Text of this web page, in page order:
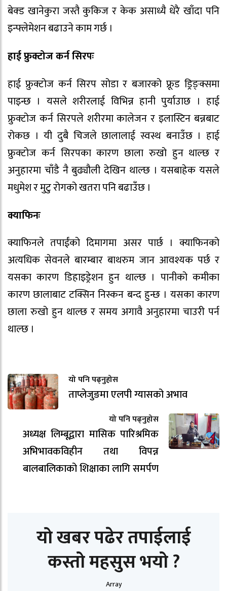
बेक्ड खानेकुरा जस्तै कुकिज र केक असाध्यै धेरै खाँदा पनि
इन्फ्लेमेशन बढाउने काम गर्छ ।
हाई फ्रुक्टोज कर्न सिरपः
हाई फ्रुक्टोज कर्न सिरप सोडा र बजारको फ्रूड ड्रिङ्क्समा
पाइन्छ । यसले शरीरलाई विभिन्न हानी पुर्याउाछ । हाई
फ्रुक्टोज कर्न सिरपले शरीरमा कालेजन र इलास्टिन बन्नबाट
रोकछ । यी दुबै चिजले छालालाई स्वस्थ बनाउँछ । हाई
फ्रुक्टोज कर्न सिरपका कारण छाला रुखो हुन थाल्छ र
अनुहारमा चाँडै नै बुढ्यौली देखिन थाल्छ । यसबाहेक यसले
मधुमेश र मुटु रोगको खतरा पनि बढाउँछ ।
क्याफिनः
क्याफिनले तपाईंको दिमागमा असर पार्छ । क्याफिनको
अत्यधिक सेवनले बारम्बार बाथरुम जान आवश्यक पर्छ र
यसका कारण डिहाइड्रेशन हुन थाल्छ । पानीको कमीका
कारण छालाबाट टक्सिन निस्कन बन्द हुन्छ । यसका कारण
छाला रुखो हुन थाल्छ र समय अगावै अनुहारमा चाउरी पर्न
थाल्छ ।
यो पनि पढ्नुहोस
ताप्लेजुङमा एलपी ग्यासको अभाव
यो पनि पढ्नुहोस
अध्यक्ष लिम्बूद्वारा मासिक पारिश्रमिक
अभिभावकविहीन तथा विपन्न
बालबालिकाको शिक्षाका लागि समर्पण
यो खबर पढेर तपाईलाई
कस्तो महसुस भयो ?
Array